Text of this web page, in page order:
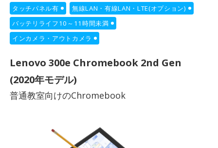
タッチパネル有
無線LAN・有線LAN・LTE(オプション)
バッテリライフ10～11時間未満
インカメラ・アウトカメラ
Lenovo 300e Chromebook 2nd Gen
(2020年モデル)
普通教室向けのChromebook